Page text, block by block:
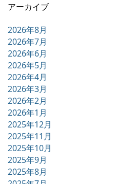
アーカイブ
2026年8月
2026年7月
2026年6月
2026年5月
2026年4月
2026年3月
2026年2月
2026年1月
2025年12月
2025年11月
2025年10月
2025年9月
2025年8月